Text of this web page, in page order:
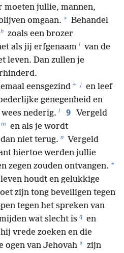
moeten jullie, mannen,
omgaan. * Behandel
h zoals een brozer
als jij erfgenaam i van de
leven. Dan zullen je
eensgezind * j en leef
genegenheid en
wees nederig. l 9 Vergeld
m en als je wordt
niet terug. n Vergeld
hiertoe werden jullie
zegen zouden ontvangen. *
leven houdt en gelukkige
zijn tong beveiligen tegen
tegen het spreken van
wat slecht is q en
vrede zoeken en die
ogen van Jehovah * zijn